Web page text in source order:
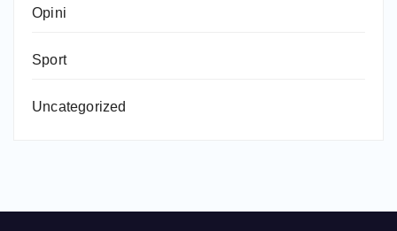
Opini
Sport
Uncategorized